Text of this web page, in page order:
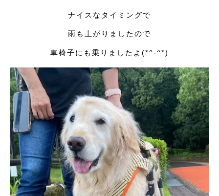
ナイスなタイミングで
雨も上がりましたので
車椅子にも乗りましたよ(*^-^*)